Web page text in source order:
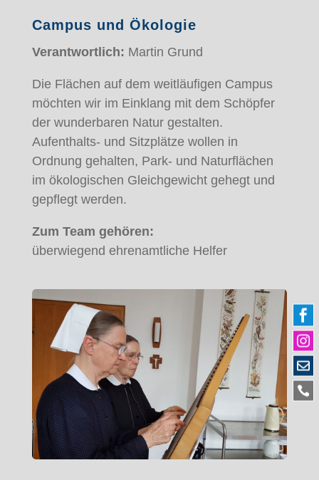




Campus und Ökologie
Verantwortlich: Martin Grund
Die Flächen auf dem weitläufigen Campus
möchten wir im Einklang mit dem Schöpfer
der wunderbaren Natur gestalten.
Aufenthalts- und Sitzplätze wollen in
Ordnung gehalten, Park- und Naturflächen
im ökologischen Gleichgewicht gehegt und
gepflegt werden.
Zum Team gehören:
überwiegend ehrenamtliche Helfer